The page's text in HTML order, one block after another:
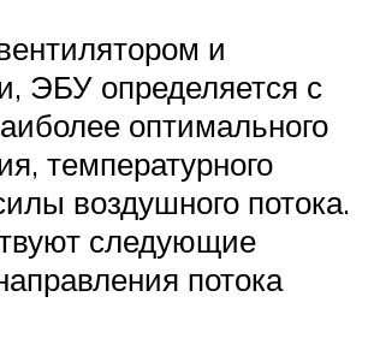
и
ЭБУ определяется с
оптимального
температурного
воздушного потока.
следующие
потока